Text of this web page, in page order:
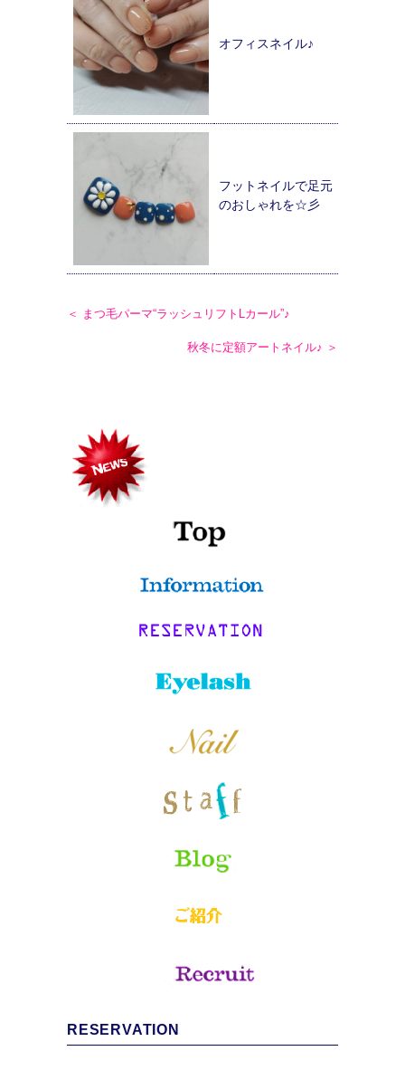
オフィスネイル♪
フットネイルで足元
のおしゃれを☆彡
＜ まつ毛パーマ“ラッシュリフトLカール”♪
秋冬に定額アートネイル♪ ＞
RESERVATION